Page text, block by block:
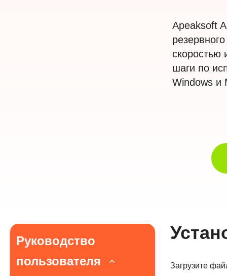
Apeaksoft
скоростью
шаги по
Windows и
Руководство
пользователя
Загрузите